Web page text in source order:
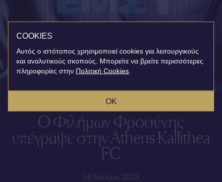
Ο Φιλήμων Φροσύνης
υπέγραψε στην Athens Kallithea
FC
18 Ιουλίου 2025
COOKIES
Αυτός ο ιστότοπος χρησιμοποιεί cookies για λειτουργικούς
και αναλυτικούς σκοπούς. Μπορείτε να βρείτε περισσότερες
πληροφορίες στην Πολιτική Cookies
OK